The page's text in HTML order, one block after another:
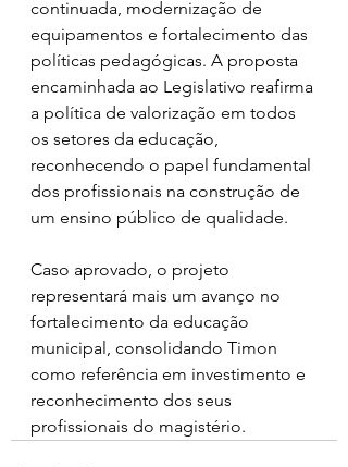
continuada, modernização de
equipamentos e fortalecimento das
políticas pedagógicas. A proposta
encaminhada ao Legislativo reafirma
a política de valorização em todos
os setores da educação,
reconhecendo o papel fundamental
dos profissionais na construção de
um ensino público de qualidade.
Caso aprovado, o projeto
representará mais um avanço no
fortalecimento da educação
municipal, consolidando Timon
como referência em investimento e
reconhecimento dos seus
profissionais do magistério.